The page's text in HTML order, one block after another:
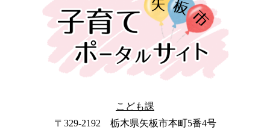
こども課
〒329-2192 栃木県矢板市本町5番4号